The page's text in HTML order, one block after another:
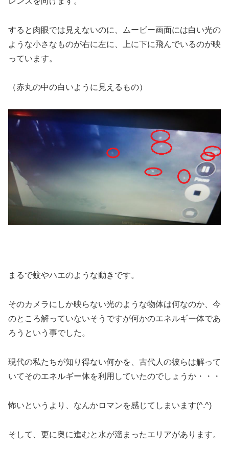
すると肉眼では見えないのに、ムービー画面には白い光の
ような小さなものが右に左に、上に下に飛んでいるのが映
っています。
（赤丸の中の白いように見えるもの）
まるで蚊やハエのような動きです。
そのカメラにしか映らない光のような物体は何なのか、今
のところ解っていないそうですが何かのエネルギー体であ
ろうという事でした。
現代の私たちが知り得ない何かを、古代人の彼らは解って
いてそのエネルギー体を利用していたのでしょうか・・・
怖いというより、なんかロマンを感じてしまいます(^.^)
そして、更に奥に進むと水が溜まったエリアがあります。